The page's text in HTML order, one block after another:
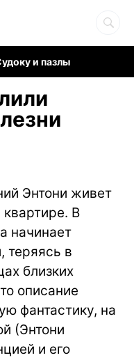
и пазлы
Энтони живет
В
начинает
теряясь в
близких
описание
фантастику, на
(Энтони
и его